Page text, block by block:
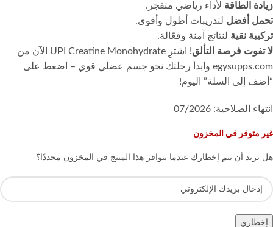
زيادة الطاقة لأداء رياضي متفجر.
تحمل أفضل لتدريبات أطول وأقوى.
تركيبة نقية لنتائج آمنة وفعّالة.
لا تفوت فرصة التألق!
اشترِ UPI Creatine Monohydrate الآن من
egysupps.com وابدأ رحلتك نحو جسم عضلي قوي – اضغط على
“أضف إلى السلة” اليوم!
انتهاء الصلاحية: 07/2026
غير متوفر في المخزون
هل تريد أن يتم إخطارك عندما يتوافر هذا المنتج في المخزون مجددًا؟
إخطاري